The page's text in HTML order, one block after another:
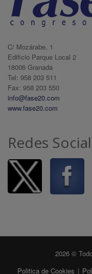
C/ Mozárabe, 1
Edificio Parque Local 2
18006 Granada
Tel: 958 203 511
Fax: 958 203 550
info@fase20.com
www.fase20.com
Redes
2026 ©
Politica de Cookies |